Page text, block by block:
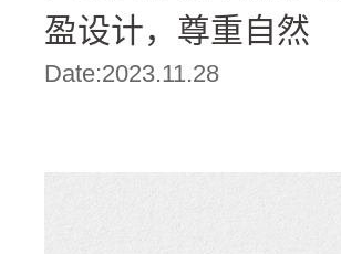
盈设计，尊重自然
Date:2023.11.28